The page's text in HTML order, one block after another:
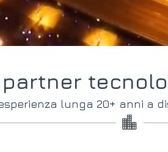
lunga 20+ anni a